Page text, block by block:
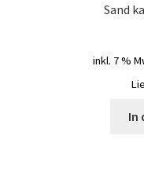
Sand
inkl. 7 %
In